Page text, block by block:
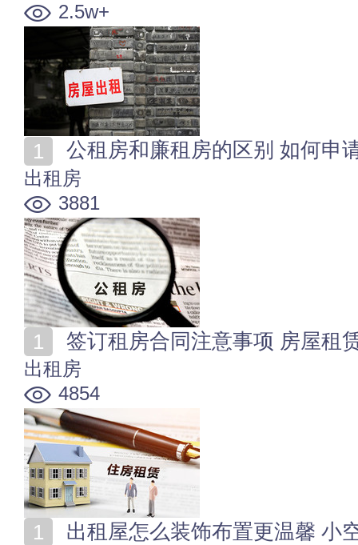
2.5w+
公租房和廉租房的区别 如何申
出租房
3881
签订租房合同注意事项 房屋租
出租房
4854
出租屋怎么装饰布置更温馨 小